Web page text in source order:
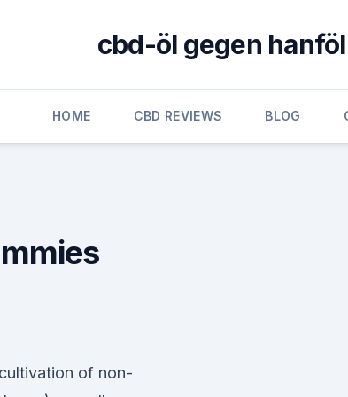
cbd-öl gegen
HOME CBD REVIEWS BLOG
of non-